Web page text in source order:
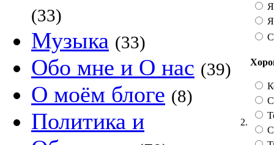
(33)
Музыка (33)
Обо мне и О нас (39)
О моём блоге (8)
Политика и
2.